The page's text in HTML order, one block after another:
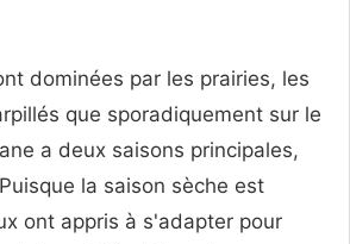
dominées par les prairies, les
que sporadiquement sur le
a deux saisons principales,
la saison sèche est
ont appris à s'adapter pour